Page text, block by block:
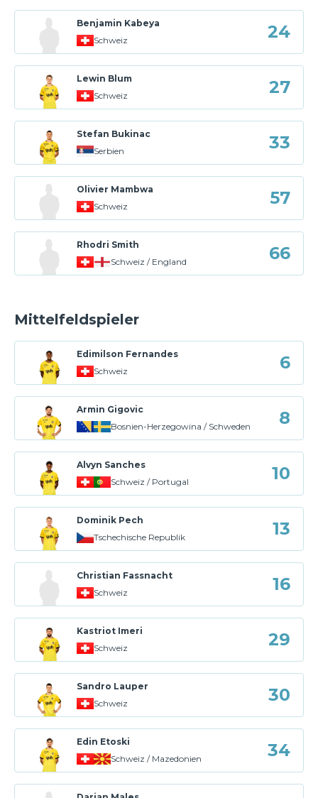
Benjamin Kabeya
Schweiz
24
Lewin Blum
Schweiz
27
Stefan Bukinac
Serbien
33
Olivier Mambwa
Schweiz
57
Rhodri Smith
Schweiz / England
66
Mittelfeldspieler
Edimilson Fernandes
Schweiz
6
Armin Gigovic
Bosnien-Herzegowina / Schweden
8
Alvyn Sanches
Schweiz / Portugal
10
Dominik Pech
Tschechische Republik
13
Christian Fassnacht
Schweiz
16
Kastriot Imeri
Schweiz
29
Sandro Lauper
Schweiz
30
Edin Etoski
Schweiz / Mazedonien
34